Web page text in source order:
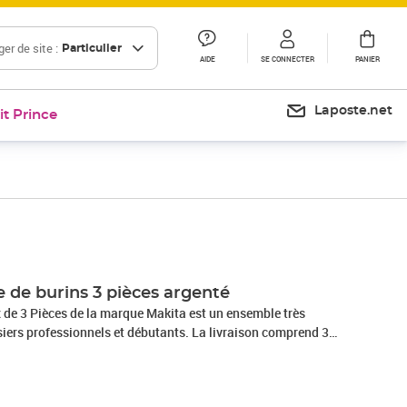
de site : Particulier
AIDE SE CONNECTER PANIER
Prince Laposte.net
de burins 3 pièces argenté
3 Pièces de la marque Makita est un ensemble très
professionnels et débutants. La livraison comprend 3
outils sont livrés dans une boîte de transport en
organisateur aident à garder les outils en place. Il est